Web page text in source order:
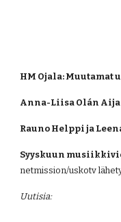
HM Ojala: Muutamat
Anna-Liisa Olán
Rauno Helppi ja
Syyskuun
netmission/uskotv
Uutisia: